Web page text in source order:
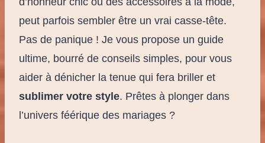
peut parfois sembler être un vrai casse-tête.
Pas de panique ! Je vous propose un guide
ultime, bourré de conseils simples, pour vous
aider à dénicher la tenue qui fera briller et
sublimer votre style. Prêtes à plonger dans
l’univers féérique des mariages ?